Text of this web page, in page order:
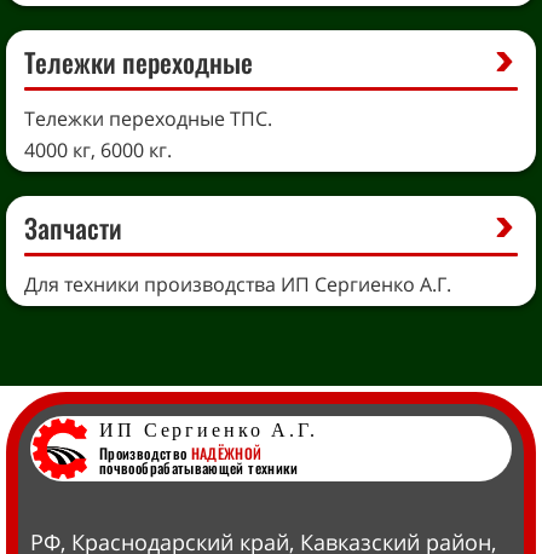
Тележки переходные
Тележки переходные ТПС.
4000 кг, 6000 кг.
Запчасти
Для техники производства ИП Сергиенко А.Г.
ИП Сергиенко А.Г.
Производство НАДЁЖНОЙ
почвообрабатывающей техники
РФ, Краснодарский край, Кавказский район,